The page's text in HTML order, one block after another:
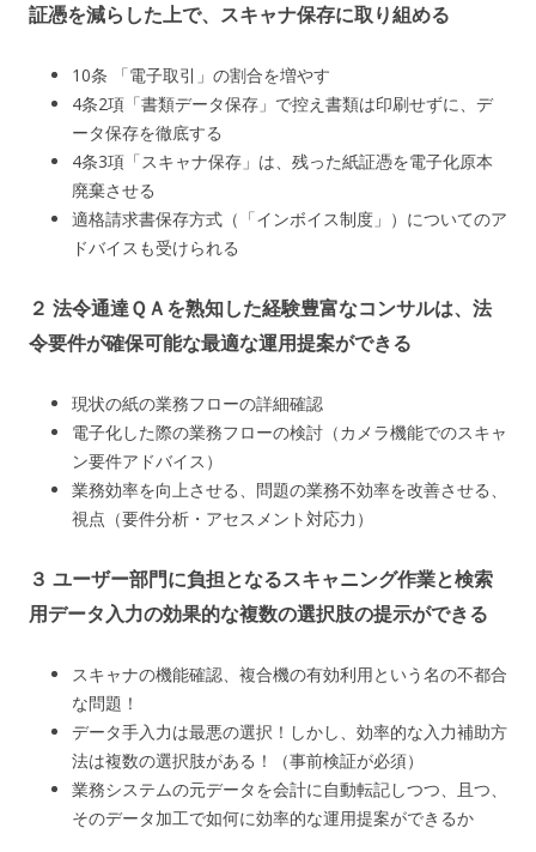
証憑を減らした上で、スキャナ保存に取り組める
10条 「電子取引」の割合を増やす
4条2項「書類データ保存」で控え書類は印刷せずに、デ
ータ保存を徹底する
4条3項「スキャナ保存」は、残った紙証憑を電子化原本
廃棄させる
適格請求書保存方式（「インボイス制度」）についてのア
ドバイスも受けられる
２ 法令通達ＱＡを熟知した経験豊富なコンサルは、法
令要件が確保可能な最適な運用提案ができる
現状の紙の業務フローの詳細確認
電子化した際の業務フローの検討（カメラ機能でのスキャ
ン要件アドバイス）
業務効率を向上させる、問題の業務不効率を改善させる、
視点（要件分析・アセスメント対応力）
３ ユーザー部門に負担となるスキャニング作業と検索
用データ入力の効果的な複数の選択肢の提示ができる
スキャナの機能確認、複合機の有効利用という名の不都合
な問題！
データ手入力は最悪の選択！しかし、効率的な入力補助方
法は複数の選択肢がある！（事前検証が必須）
業務システムの元データを会計に自動転記しつつ、且つ、
そのデータ加工で如何に効率的な運用提案ができるか